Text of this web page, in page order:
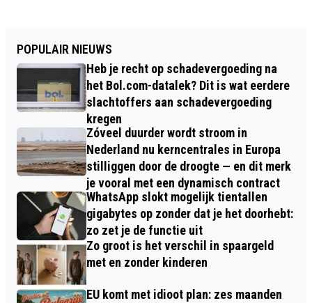
POPULAIR NIEUWS
Heb je recht op schadevergoeding na
het Bol.com-datalek? Dit is wat eerdere
slachtoffers aan schadevergoeding
kregen
Zóveel duurder wordt stroom in
Nederland nu kerncentrales in Europa
stilliggen door de droogte — en dit merk
je vooral met een dynamisch contract
WhatsApp slokt mogelijk tientallen
gigabytes op zonder dat je het doorhebt:
zo zet je de functie uit
Zo groot is het verschil in spaargeld
met en zonder kinderen
EU komt met idioot plan: zes maanden